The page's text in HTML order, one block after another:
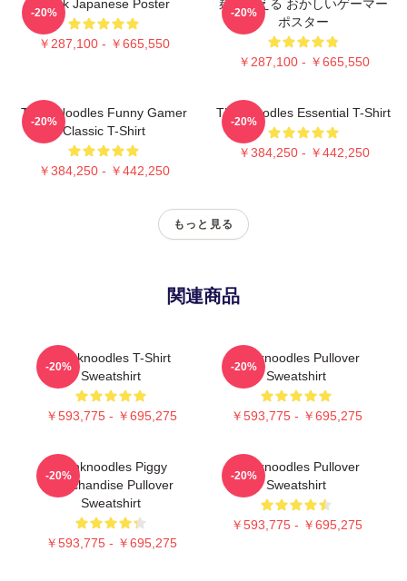
Think Japanese Poster
￥287,100 - ￥665,550
-20%
麺を考える おかしいゲーマー
ポスター
￥287,100 - ￥665,550
-20%
Think Noodles Funny Gamer
Classic T-Shirt
￥384,250 - ￥442,250
-20%
Thinknoodles Essential T-Shirt
￥384,250 - ￥442,250
-20%
もっと見る
関連商品
Thinknoodles T-Shirt
Sweatshirt
￥593,775 - ￥695,275
-20%
Thinknoodles Pullover
Sweatshirt
￥593,775 - ￥695,275
-20%
Thinknoodles Piggy
Merchandise Pullover
Sweatshirt
￥593,775 - ￥695,275
-20%
Thinknoodles Pullover
Sweatshirt
￥593,775 - ￥695,275
-20%